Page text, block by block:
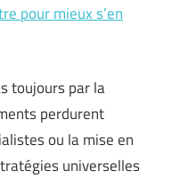
pour mieux s’en
toujours par la
perdurent
ou la mise en
universelles